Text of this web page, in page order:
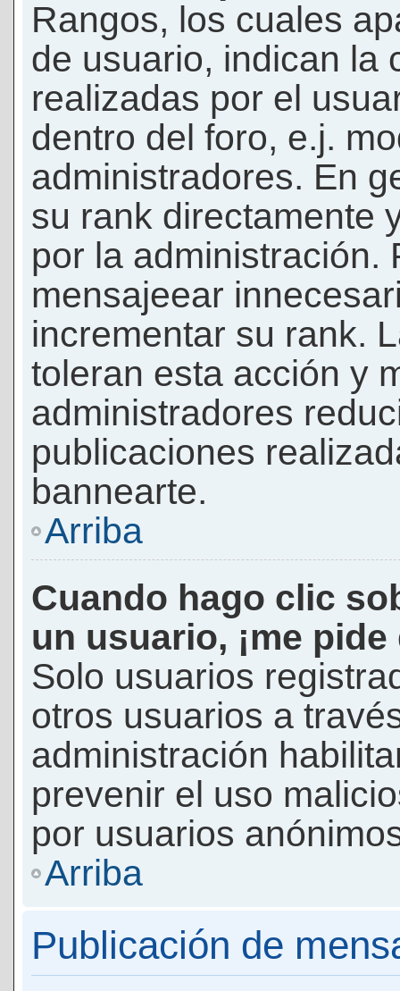
Rangos, los cuales
de usuario, indican la
realizadas por el
dentro del foro, e.j.
administradores. En
su rank directamente
por la administración.
mensajeear
incrementar su rank.
toleran esta acción y
administradores
publicaciones
bannearte.
Arriba
Cuando hago clic
un usuario, ¡me
Solo usuarios
otros usuarios a
administración
prevenir el uso
por usuarios
Arriba
Publicación de